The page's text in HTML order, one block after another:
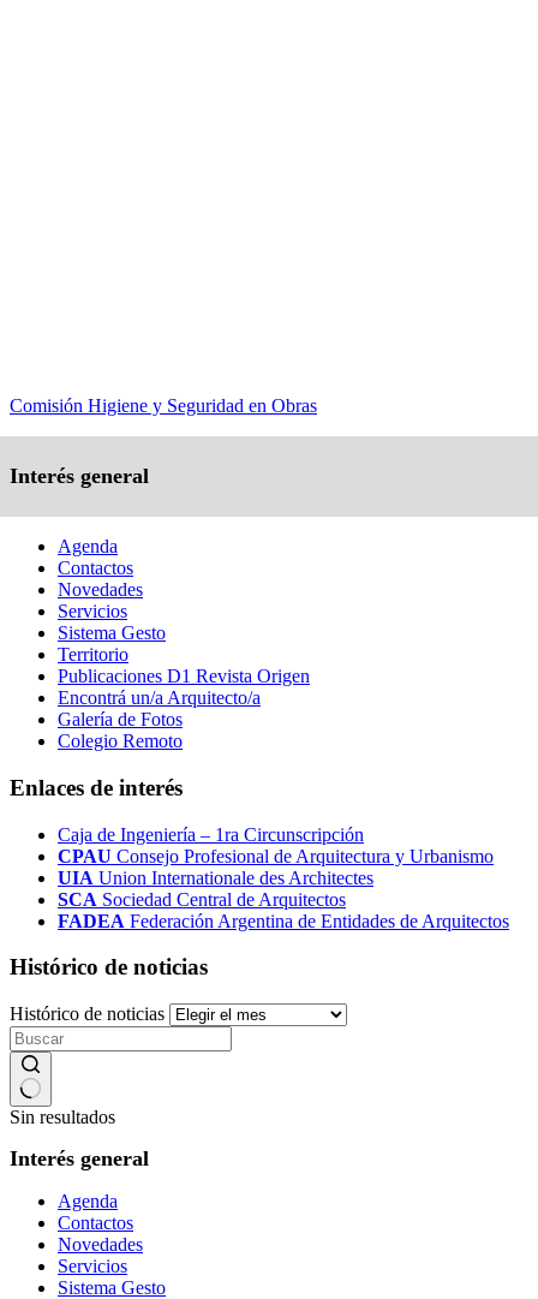
Comisión Higiene y Seguridad en Obras
Interés general
Agenda
Contactos
Novedades
Servicios
Sistema Gesto
Territorio
Publicaciones D1 Revista Origen
Encontrá un/a Arquitecto/a
Galería de Fotos
Colegio Remoto
Enlaces de interés
Caja de Ingeniería – 1ra Circunscripción
CPAU Consejo Profesional de Arquitectura y Urbanismo
UIA Union Internationale des Architectes
SCA Sociedad Central de Arquitectos
FADEA Federación Argentina de Entidades de Arquitectos
Histórico de noticias
Histórico de noticias
Sin resultados
Interés general
Agenda
Contactos
Novedades
Servicios
Sistema Gesto